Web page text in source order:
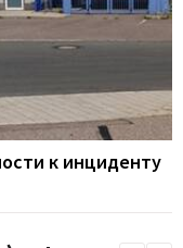
к инциденту